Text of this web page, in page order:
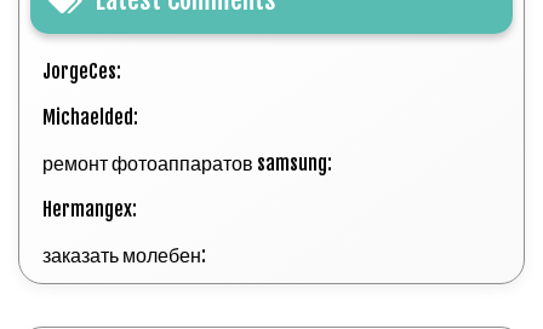
JorgeCes:
Michaelded:
ремонт фотоаппаратов samsung:
Hermangex:
заказать молебен: